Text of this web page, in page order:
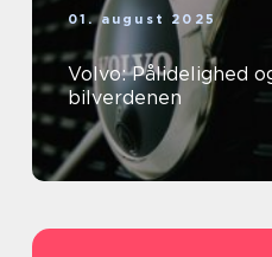
01. august 2025
Volvo: Pålidelighed
bilverdenen